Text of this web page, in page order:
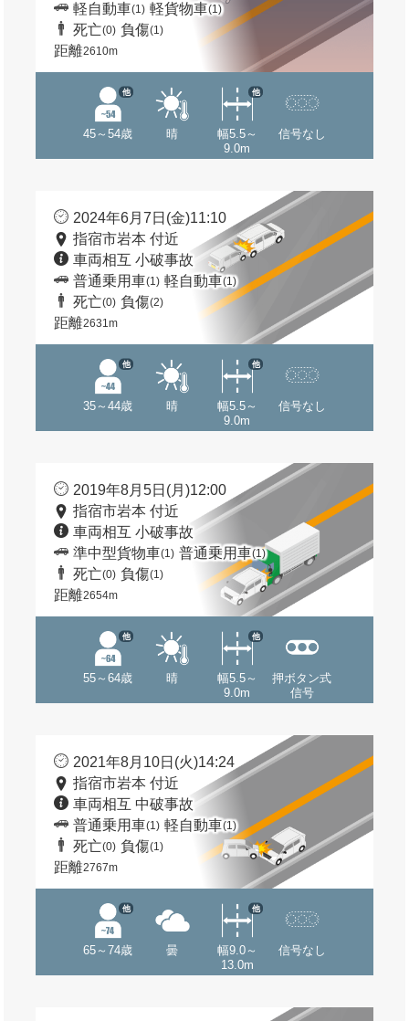
軽自動車(1) 軽貨物車(1)
死亡(0) 負傷(1)
距離2610m
45～54歳
他
晴
幅5.5～
9.0m
他
信号なし
2024年6月7日(金)11:10
指宿市岩本 付近
車両相互 小破事故
普通乗用車(1) 軽自動車(1)
死亡(0) 負傷(2)
距離2631m
35～44歳
他
晴
幅5.5～
9.0m
他
信号なし
2019年8月5日(月)12:00
指宿市岩本 付近
車両相互 小破事故
準中型貨物車(1) 普通乗用車(1)
死亡(0) 負傷(1)
距離2654m
55～64歳
他
晴
幅5.5～
9.0m
他
押ボタン式
信号
2021年8月10日(火)14:24
指宿市岩本 付近
車両相互 中破事故
普通乗用車(1) 軽自動車(1)
死亡(0) 負傷(1)
距離2767m
65～74歳
他
曇
幅9.0～
13.0m
他
信号なし